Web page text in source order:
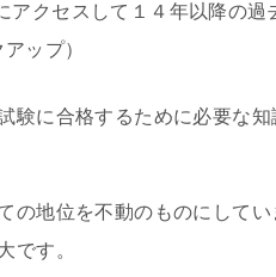
アクセスして１４年以降の
ップ）
験に合格するために必要な知
の地位を不動のものにして
です。